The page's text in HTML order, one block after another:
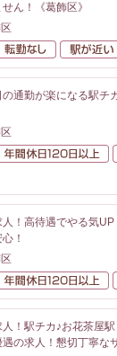
ん！《葛飾区》
額給与
転勤なし
の通勤が楽になる駅
額給与
人！高待遇でやる気
！
額給与
人！駅チカ♪お花茶屋
の求人！懇切丁寧な